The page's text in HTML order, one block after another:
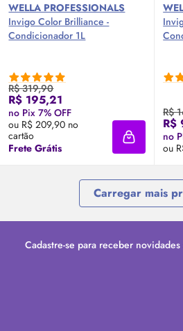
WELLA PROFESSIONALS
Invigo Color Brilliance -
Condicionador 1L
R$ 319,90
R$ 195,21
no Pix 7% OFF
ou R$ 209,90 no
cartão
Frete Grátis
Adicionar à
R$
R$
no
ou
Carregar mais
Cadastre-se para receber